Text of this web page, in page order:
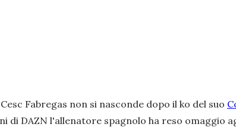
Cesc Fabregas non si nasconde dopo il ko del suo
DAZN l'allenatore spagnolo ha reso omaggio